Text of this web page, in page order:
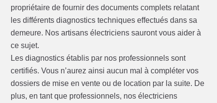
propriétaire de fournir des documents complets relatant
les différents diagnostics techniques effectués dans sa
demeure. Nos artisans électriciens sauront vous aider à
ce sujet.
Les diagnostics établis par nos professionnels sont
certifiés. Vous n’aurez ainsi aucun mal à compléter vos
dossiers de mise en vente ou de location par la suite. De
plus, en tant que professionnels, nos électriciens